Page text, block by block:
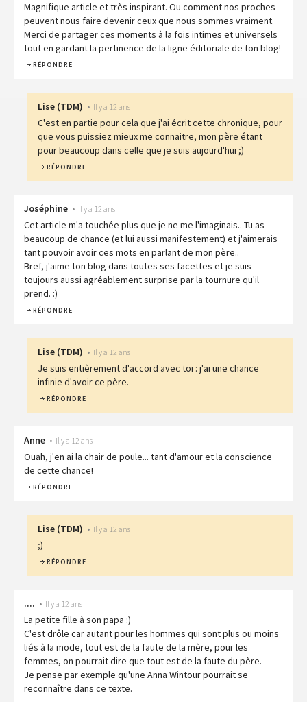
Magnifique article et très inspirant. Ou comment nos proches
peuvent nous faire devenir ceux que nous sommes vraiment.
Merci de partager ces moments à la fois intimes et universels
tout en gardant la pertinence de la ligne éditoriale de ton blog!
RÉPONDRE
Lise (TDM) • Il y a 12 ans
C'est en partie pour cela que j'ai écrit cette chronique, pour
que vous puissiez mieux me connaitre, mon père étant
pour beaucoup dans celle que je suis aujourd'hui ;)
RÉPONDRE
Joséphine • Il y a 12 ans
Cet article m'a touchée plus que je ne me l'imaginais.. Tu as
beaucoup de chance (et lui aussi manifestement) et j'aimerais
tant pouvoir avoir ces mots en parlant de mon père..
Bref, j'aime ton blog dans toutes ses facettes et je suis
toujours aussi agréablement surprise par la tournure qu'il
prend. :)
RÉPONDRE
Lise (TDM) • Il y a 12 ans
Je suis entièrement d'accord avec toi : j'ai une chance
infinie d'avoir ce père.
RÉPONDRE
Anne • Il y a 12 ans
Ouah, j'en ai la chair de poule... tant d'amour et la conscience
de cette chance!
RÉPONDRE
Lise (TDM) • Il y a 12 ans
;)
RÉPONDRE
.... • Il y a 12 ans
La petite fille à son papa :)
C'est drôle car autant pour les hommes qui sont plus ou moins
liés à la mode, tout est de la faute de la mère, pour les
femmes, on pourrait dire que tout est de la faute du père.
Je pense par exemple qu'une Anna Wintour pourrait se
reconnaître dans ce texte.